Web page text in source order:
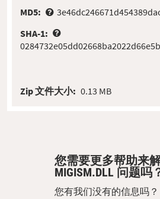
MD5:
SHA-1:
Zip 文件大小: 0.13 MB
您需要更多帮助来
MIGISM.DLL 问题吗
您有我们没有的信息吗？